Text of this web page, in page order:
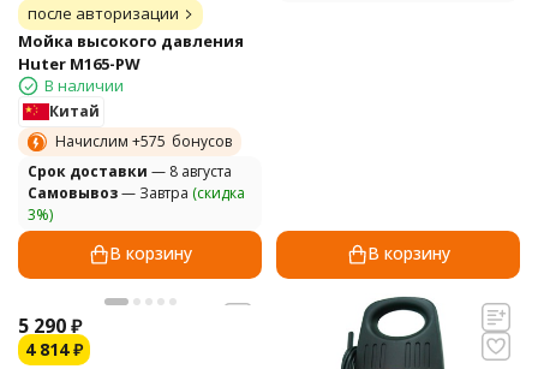
после авторизации
Мойка высокого давления
Huter M165-PW
В наличии
Китай
Начислим +575 бонусов
Cрок доставки — 8 августа
Самовывоз— Завтра (скидка
3%)
В корзину В корзину
5 290₽
4 814 ₽